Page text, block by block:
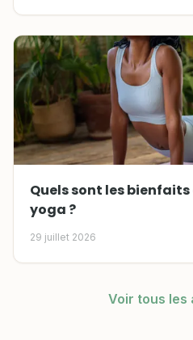
Quels sont les
yoga ?
29 juillet 2026
Voir tous